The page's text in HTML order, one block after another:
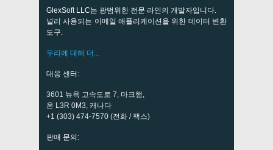
GlexSoft LLC는 광범위한 전문 라인의 개발자입니다.
널리 사용되는 이메일 애플리케이션을 위한 데이터 변환
도구.
우리에 대해 더...
대응 센터:
3601 뉴욕 고속도로 7, 마크햄,
온 L3R 0M3, 캐나다
+1 (303) 474-7570 (전화 / 팩스)
판매 문의: